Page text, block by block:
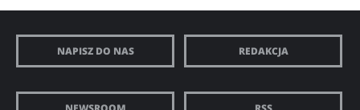
NAPISZ DO NAS REDAKCJA